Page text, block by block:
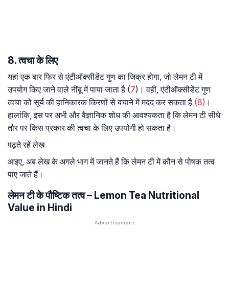
8. त्वचा के लिए
यहां एक बार फिर से एंटीऑक्सीडेंट गुण का जिक्र होगा, जो लेमन टी में
उपयोग किए जाने वाले नींबू में पाया जाता है (7)। वहीं, एंटीऑक्सीडेंट गुण
त्वचा को सूर्य की हानिकारक किरणों से बचाने में मदद कर सकता है (8) ।
हालांकि, इस पर अभी और वैज्ञानिक शोध की आवश्यकता है कि लेमन टी सीधे
तौर पर किस प्रकार की त्वचा के लिए उपयोगी हो सकता है।
पढ़ते रहें लेख
आइए, अब लेख के अगले भाग में जानते हैं कि लेमन टी में कौन से पोषक तत्व
पाए जाते हैं।
लेमन टी के पौष्टिक तत्व – Lemon Tea Nutritional
Value in Hindi